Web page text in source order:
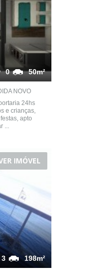
50m²
0
NOVO
24hs
e crianças,
apto
...
IMÓVEL
198m²
3